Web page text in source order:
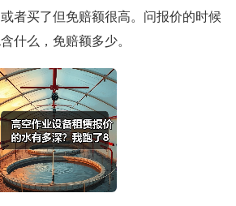
者买了但免赔额很高。问报价的时候
什么，免赔额多少。